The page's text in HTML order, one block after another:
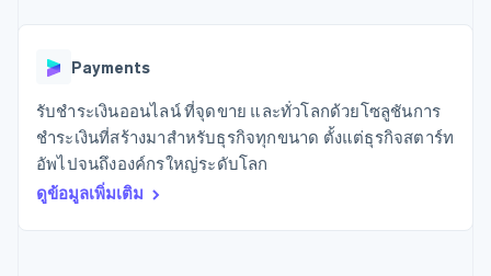
ยกระดับการ
ชำระเงิน
Link
รวดเร็วขึ้น
ทำบัญชี
Sigma
รายงานที่
ออกแบบเอง
Data
ข้อมูล
บริษัท AI
แวดวงครีเอเตอร์
เกม
การบริการ การเดินทาง
ประกันภัย
แหล่งข้อมูล
การเชื่อมต่อการทำงาน
ตัวอย่างโค้ด
การติดต่อ
Payments
รับชำระเงินออนไลน์ ที่จุดขาย และทั่วโลกด้วยโซลูชันการ
ชำระเงินที่สร้างมาสำหรับธุรกิจทุกขนาด ตั้งแต่ธุรกิจสตาร์ท
อัพไปจนถึงองค์กรใหญ่ระดับโลก
ดูข้อมูลเพิ่มเติม